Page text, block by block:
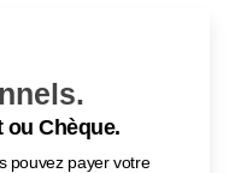
ou Chèque.
pouvez payer votre